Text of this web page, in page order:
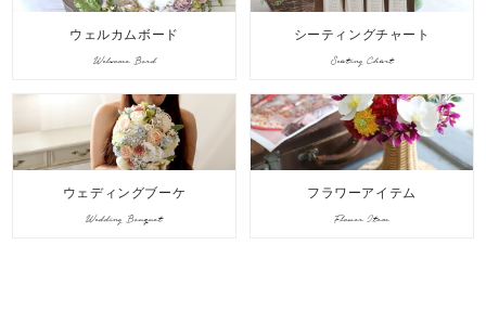
ウェルカムボード
Welcome Bord
シーティングチャート
Seating Chart
ウェディングブーケ
Wedding Bouquet
フラワーアイテム
Flower Item